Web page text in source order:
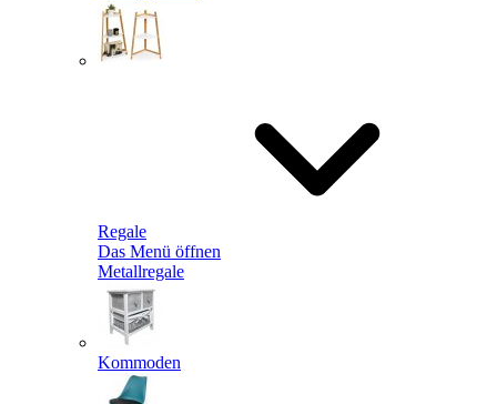
Regale
Das Menü öffnen
Metallregale
Kommoden